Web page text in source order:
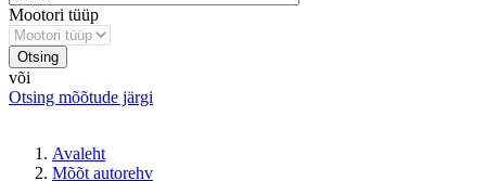
Mootori tüüp
Otsing
või
Otsing mõõtude järgi
Avaleht
Mõõt autorehv